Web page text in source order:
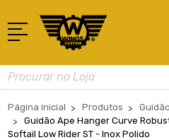
Busca
Página inicial Produtos Guidão
Guidão Ape Hanger Curve
Softail Low Rider ST - Inox Polido